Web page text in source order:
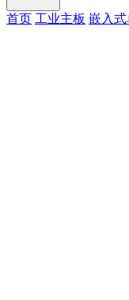
首页 工业主板 嵌入式